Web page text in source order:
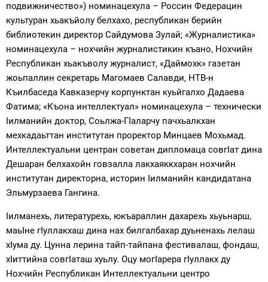
подвижничество») номинацехула – Россин Федерацин
культуран хьакъйолу белхахо, республикан берийн
библиотекин директор Сайдумова Зулай; «Журналистика»
номинацехула – нохчийн журналистикин къано, Нохчийн
Республикан хьакъволу журналист, «Даймохк» газетан
жоьпаллин секретарь Магомаев Салавди, НТВ-н
Къилбаседа Кавказерчу корпунктан куьйгалхо Дадаева
Фатима; «Къона интеллектуал» номинацехула – технически
Iилманийн доктор, Соьлжа-ГIаларчу пачхьалкхан
мехкадаьттан институтан проректор Минцаев Мохьмад.
Интеллектуальни центран советан дипломаца совгIат дина
Дешаран белхахойн говзалла лакхаяккхаран нохчийн
институтан директорна, историн Iилманийн кандидатана
Эльмурзаева Гангина.
Iилманехь, литературехь, юкъараллин дахарехь хьуьнарш,
маьIне гIуллакхаш дина нах билгалбахар дуьненахь лелаш
хIума ду. Цунна лерина тайп-тайпана фестивалаш, фондаш,
хIиттийна совгIаташ хуьлу. Оцу могIарера гIуллакх ду
Нохчийн Республикан Интеллектуальни центро